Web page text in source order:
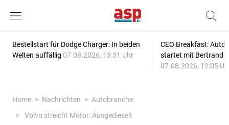
Bestellstart für Dodge Charger: In beiden
Welten auffällig 07.08.2026, 13:51 Uhr
CEO Breakfast:
startet mit Bertrand
07.08.2026, 12:05
Home Nachrichten
Autobranche
Volvo streicht Motor: Ausgedieselt